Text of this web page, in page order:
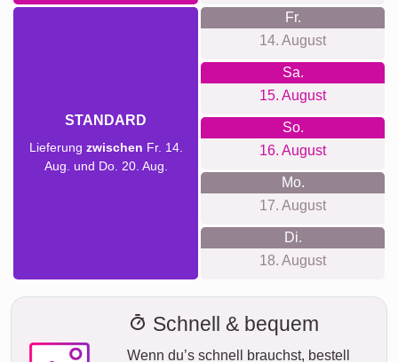
STANDARD
Lieferung zwischen Fr. 14.
Aug. und Do. 20. Aug.
Fr.
14. August
Sa.
15. August
So.
16. August
Mo.
17. August
Di.
18. August
Schnell & bequem
Wenn du’s schnell brauchst, bestell